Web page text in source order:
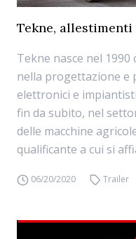
Tekne, allestimenti
Tekne nasce nel 1990
nella progettazione e
elettronici e
fin da subito, nel
delle macchine
qualificante a cui si
06/20/2020 Trailer